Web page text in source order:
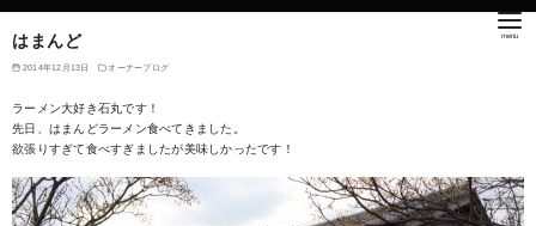
はまんど
2014年12月13日 オーナーブログ
ラーメン大好き石丸です！
先日、はまんどラーメン食べてきました。
欲張りすぎて食べすぎましたが美味しかったです！